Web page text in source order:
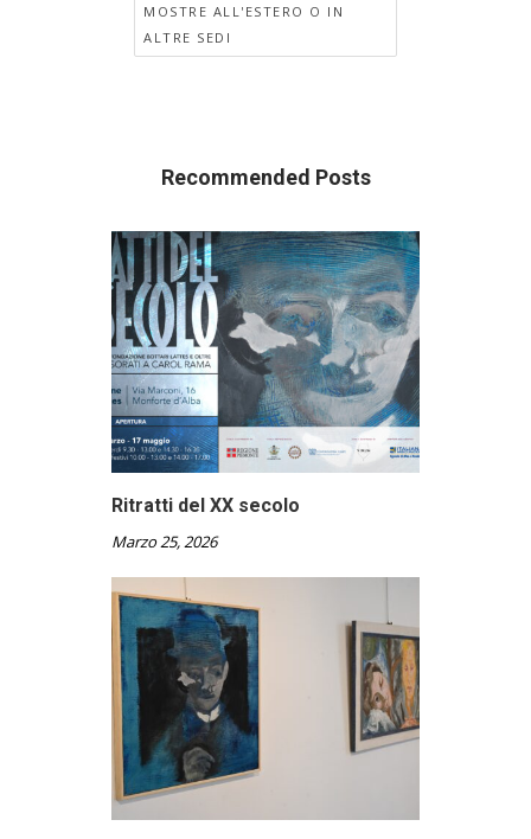
MOSTRE ALL'ESTERO O IN
ALTRE SEDI
Recommended Posts
Ritratti del XX secolo
Marzo 25, 2026